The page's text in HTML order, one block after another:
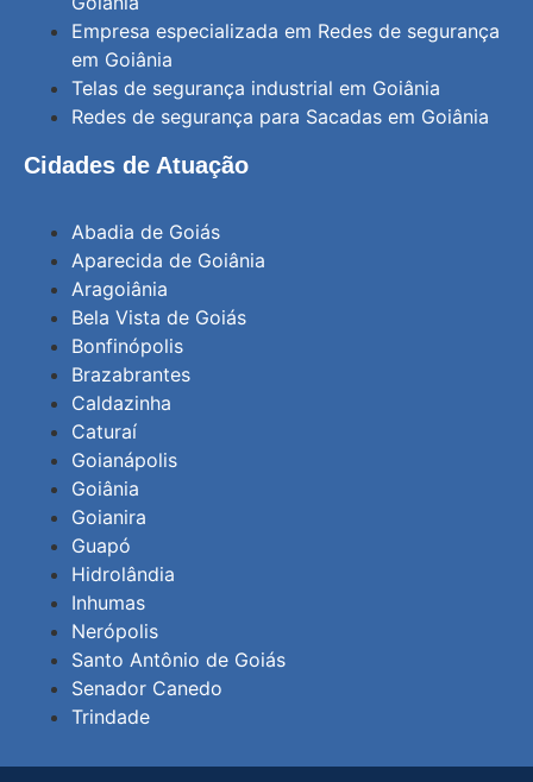
Empresa especializada em Redes de segurança
em Goiânia
Telas de segurança industrial em Goiânia
Redes de segurança para Sacadas em Goiânia
Cidades de Atuação
Abadia de Goiás
Aparecida de Goiânia
Aragoiânia
Bela Vista de Goiás
Bonfinópolis
Brazabrantes
Caldazinha
Caturaí
Goianápolis
Goiânia
Goianira
Guapó
Hidrolândia
Inhumas
Nerópolis
Santo Antônio de Goiás
Senador Canedo
Trindade